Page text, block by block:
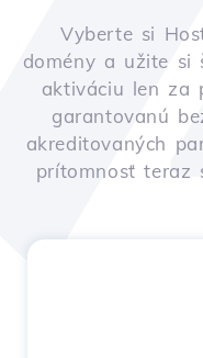
Vyberte si
domény a užite si
aktiváciu len za
garantovanú
akreditovaných
prítomnosť teraz